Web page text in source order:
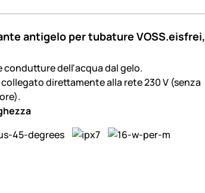
antigelo per tubature VOSS.eisfrei,
condutture dell'acqua dal gelo.
collegato direttamente alla rete 230 V (senza